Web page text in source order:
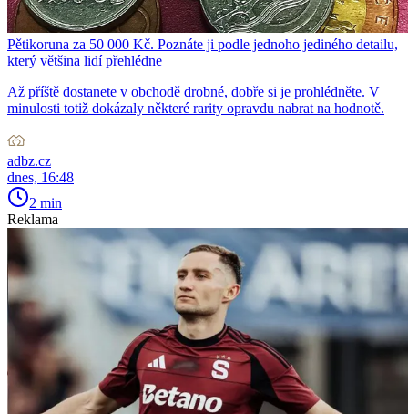
Pětikoruna za 50 000 Kč. Poznáte ji podle jednoho jediného detailu,
který většina lidí přehlédne
Až příště dostanete v obchodě drobné, dobře si je prohlédněte. V
minulosti totiž dokázaly některé rarity opravdu nabrat na hodnotě.
adbz.cz
dnes, 16:48
2 min
Reklama